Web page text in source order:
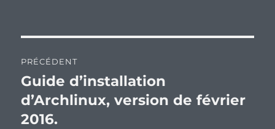
de
l’article
PRÉCÉDENT
Publication
précédente :
Guide d’installation
d’Archlinux, version de février
2016.